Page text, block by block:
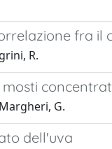
fra
R.
G.
dell'uva